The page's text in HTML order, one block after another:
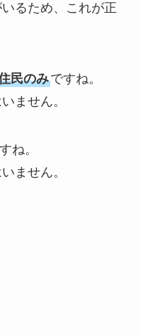
るため、これが正
民のみですね。
ません。
ね。
ません。